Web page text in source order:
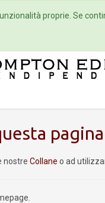
Eventi
nostre Collane o ad
proprie. Se